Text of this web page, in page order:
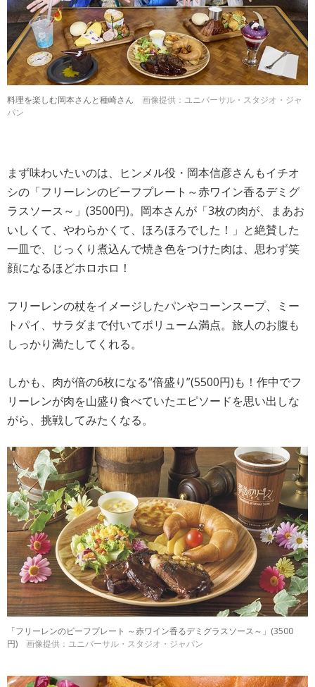
料理を楽しむ岡本さんと種崎さん
画像提供：ユニバーサル・スタジオ・ジャ
パン
まず味わいたいのは、ヒンメル役・岡本信彦さんもイチオ
シの「フリーレンのビーフプレート～赤ワイン香るデミグ
ラスソース～」(3500円)。岡本さんが「3枚の肉が、まあお
いしくて、やわらかくて、ほろほろでした！」と絶賛した
一皿で、じっくり煮込んで焼き色をつけた肉は、思わず笑
顔になるほどホロホロ！
フリーレンの杖をイメージしたパンやコーンスープ、ミー
トパイ、サラダまで付いてボリューム満点。旅人のお腹も
しっかり満たしてくれる。
しかも、肉が倍の6枚になる“倍盛り”(5500円)も！作中でフ
リーレンが肉を山盛り食べていたエピソードを思い出しな
がら、挑戦してみたくなる。
「フリーレンのビーフプレート ～赤ワイン香るデミグラスソース～」(3500
円)
画像提供：ユニバーサル・スタジオ・ジャパン